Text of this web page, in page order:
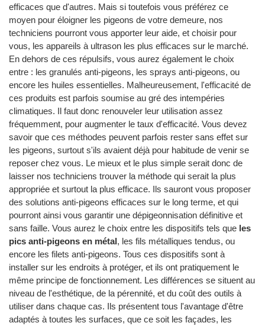
efficaces que d'autres. Mais si toutefois vous préférez ce
moyen pour éloigner les pigeons de votre demeure, nos
techniciens pourront vous apporter leur aide, et choisir pour
vous, les appareils à ultrason les plus efficaces sur le marché.
En dehors de ces répulsifs, vous aurez également le choix
entre : les granulés anti-pigeons, les sprays anti-pigeons, ou
encore les huiles essentielles. Malheureusement, l'efficacité de
ces produits est parfois soumise au gré des intempéries
climatiques. Il faut donc renouveler leur utilisation assez
fréquemment, pour augmenter le taux d'efficacité. Vous devez
savoir que ces méthodes peuvent parfois rester sans effet sur
les pigeons, surtout s'ils avaient déjà pour habitude de venir se
reposer chez vous. Le mieux et le plus simple serait donc de
laisser nos techniciens trouver la méthode qui serait la plus
appropriée et surtout la plus efficace. Ils sauront vous proposer
des solutions anti-pigeons efficaces sur le long terme, et qui
pourront ainsi vous garantir une dépigeonnisation définitive et
sans faille. Vous aurez le choix entre les dispositifs tels que les
pics anti-pigeons en métal, les fils métalliques tendus, ou
encore les filets anti-pigeons. Tous ces dispositifs sont à
installer sur les endroits à protéger, et ils ont pratiquement le
même principe de fonctionnement. Les différences se situent au
niveau de l'esthétique, de la pérennité, et du coût des outils à
utiliser dans chaque cas. Ils présentent tous l'avantage d'être
adaptés à toutes les surfaces, que ce soit les façades, les